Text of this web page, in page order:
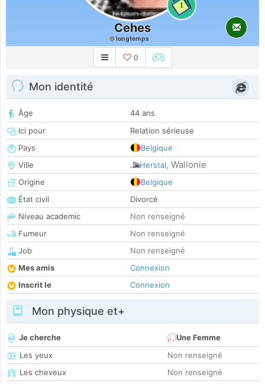
1
Cehes
longtemps
0
Mon identité
Âge
44 ans
Ici pour
Relation sérieuse
Pays
Belgique
Ville
Herstal, Wallonie
Origine
Belgique
État civil
Divorcé
Niveau academic
Non renseigné
Fumeur
Non renseigné
Job
Non renseigné
Mes amis
Connexion
Inscrit le
Connexion
Mon physique et+
Je cherche
Une Femme
Les yeux
Non renseigné
Les cheveux
Non renseigné